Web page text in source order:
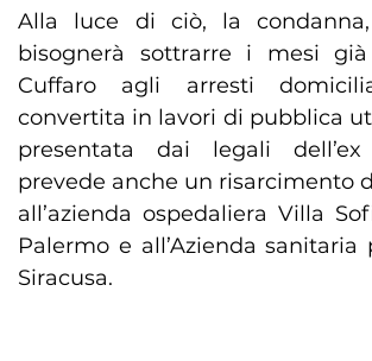
Alla luce di ciò, la
bisognerà sottrarre i mesi
Cuffaro agli arresti
convertita in lavori di pubblica
presentata dai legali dell’ex
prevede anche un risarcimento
all’azienda ospedaliera Villa
Palermo e all’Azienda sanitaria
Siracusa.